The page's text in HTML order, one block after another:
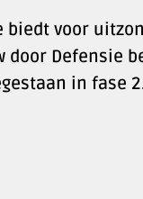
voor
Defensie
in fase